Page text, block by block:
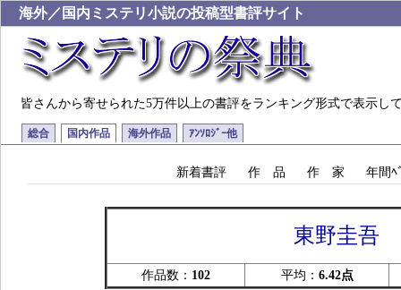
海外／国内ミステリ小説の投稿型書評サイト
皆さんから寄せられた5万件以上の書評をランキング形式で表示し
総合 国内作品 海外作品 ｱﾝｿﾛｼﾞｰ他
新着書評 作 品 作 家 年間ﾍ
東野圭吾
作品数： 102 平均： 6.42点